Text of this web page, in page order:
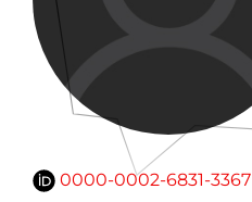
0000-0002-6831-3367